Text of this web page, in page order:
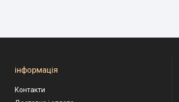
інформація
Контакти